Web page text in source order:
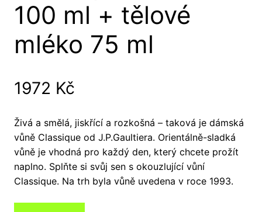
100 ml + tělové
mléko 75 ml
1972 Kč
Živá a smělá, jiskřící a rozkošná – taková je dámská
vůně Classique od J.P.Gaultiera. Orientálně-sladká
vůně je vhodná pro každý den, který chcete prožít
naplno. Splňte si svůj sen s okouzlující vůní
Classique. Na trh byla vůně uvedena v roce 1993.